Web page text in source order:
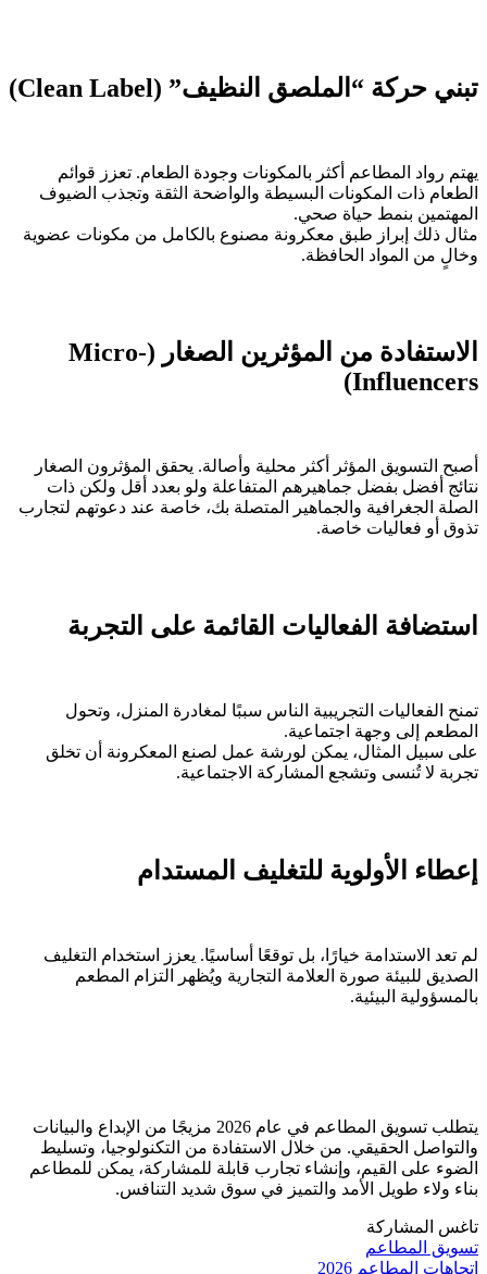
تبني حركة “الملصق النظيف” (Clean Label)
يهتم رواد المطاعم أكثر بالمكونات وجودة الطعام. تعزز قوائم
الطعام ذات المكونات البسيطة والواضحة الثقة وتجذب الضيوف
المهتمين بنمط حياة صحي.
مثال ذلك إبراز طبق معكرونة مصنوع بالكامل من مكونات عضوية
وخالٍ من المواد الحافظة.
الاستفادة من المؤثرين الصغار (Micro-
Influencers)
أصبح التسويق المؤثر أكثر محلية وأصالة. يحقق المؤثرون الصغار
نتائج أفضل بفضل جماهيرهم المتفاعلة ولو بعدد أقل ولكن ذات
الصلة الجغرافية والجماهير المتصلة بك، خاصة عند دعوتهم لتجارب
تذوق أو فعاليات خاصة.
استضافة الفعاليات القائمة على التجربة
تمنح الفعاليات التجريبية الناس سببًا لمغادرة المنزل، وتحول
المطعم إلى وجهة اجتماعية.
على سبيل المثال، يمكن لورشة عمل لصنع المعكرونة أن تخلق
تجربة لا تُنسى وتشجع المشاركة الاجتماعية.
إعطاء الأولوية للتغليف المستدام
لم تعد الاستدامة خيارًا، بل توقعًا أساسيًا. يعزز استخدام التغليف
الصديق للبيئة صورة العلامة التجارية ويُظهر التزام المطعم
بالمسؤولية البيئية.
يتطلب تسويق المطاعم في عام 2026 مزيجًا من الإبداع والبيانات
والتواصل الحقيقي. من خلال الاستفادة من التكنولوجيا، وتسليط
الضوء على القيم، وإنشاء تجارب قابلة للمشاركة، يمكن للمطاعم
بناء ولاء طويل الأمد والتميز في سوق شديد التنافس.
تاغس المشاركة
تسويق المطاعم
اتجاهات المطاعم 2026